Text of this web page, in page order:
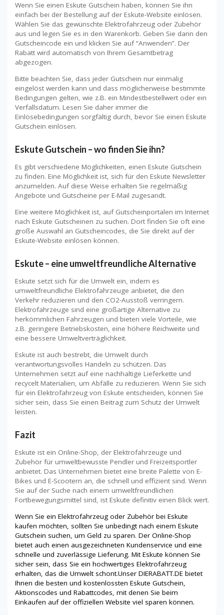
Wenn Sie einen Eskute Gutschein haben, können Sie ihn
einfach bei der Bestellung auf der Eskute-Website einlösen.
Wählen Sie das gewünschte Elektrofahrzeug oder Zubehör
aus und legen Sie es in den Warenkorb. Geben Sie dann den
Gutscheincode ein und klicken Sie auf “Anwenden”. Der
Rabatt wird automatisch von Ihrem Gesamtbetrag
abgezogen.
Bitte beachten Sie, dass jeder Gutschein nur einmalig
eingelöst werden kann und dass möglicherweise bestimmte
Bedingungen gelten, wie z.B. ein Mindestbestellwert oder ein
Verfallsdatum. Lesen Sie daher immer die
Einlösebedingungen sorgfältig durch, bevor Sie einen Eskute
Gutschein einlösen.
Eskute Gutschein – wo finden Sie ihn?
Es gibt verschiedene Möglichkeiten, einen Eskute Gutschein
zu finden. Eine Möglichkeit ist, sich für den Eskute Newsletter
anzumelden. Auf diese Weise erhalten Sie regelmäßig
Angebote und Gutscheine per E-Mail zugesandt.
Eine weitere Möglichkeit ist, auf Gutscheinportalen im Internet
nach Eskute Gutscheinen zu suchen. Dort finden Sie oft eine
große Auswahl an Gutscheincodes, die Sie direkt auf der
Eskute-Website einlösen können.
Eskute – eine umweltfreundliche Alternative
Eskute setzt sich für die Umwelt ein, indem es
umweltfreundliche Elektrofahrzeuge anbietet, die den
Verkehr reduzieren und den CO2-Ausstoß verringern.
Elektrofahrzeuge sind eine großartige Alternative zu
herkömmlichen Fahrzeugen und bieten viele Vorteile, wie
z.B. geringere Betriebskosten, eine höhere Reichweite und
eine bessere Umweltverträglichkeit.
Eskute ist auch bestrebt, die Umwelt durch
verantwortungsvolles Handeln zu schützen. Das
Unternehmen setzt auf eine nachhaltige Lieferkette und
recycelt Materialien, um Abfälle zu reduzieren. Wenn Sie sich
für ein Elektrofahrzeug von Eskute entscheiden, können Sie
sicher sein, dass Sie einen Beitrag zum Schutz der Umwelt
leisten.
Fazit
Eskute ist ein Online-Shop, der Elektrofahrzeuge und
Zubehör für umweltbewusste Pendler und Freizeitsportler
anbietet. Das Unternehmen bietet eine breite Palette von E-
Bikes und E-Scootern an, die schnell und effizient sind. Wenn
Sie auf der Suche nach einem umweltfreundlichen
Fortbewegungsmittel sind, ist Eskute definitiv einen Blick wert.
Wenn Sie ein Elektrofahrzeug oder Zubehör bei Eskute
kaufen möchten, sollten Sie unbedingt nach einem Eskute
Gutschein suchen, um Geld zu sparen. Der Online-Shop
bietet auch einen ausgezeichneten Kundenservice und eine
schnelle und zuverlässige Lieferung. Mit Eskute können Sie
sicher sein, dass Sie ein hochwertiges Elektrofahrzeug
erhalten, das die Umwelt schont.Unser DIERABATT.DE bietet
Ihnen die besten und kostenlossten Eskute Gutschein,
Aktionscodes und Rabattcodes, mit denen Sie beim
Einkaufen auf der offiziellen Website viel sparen können.